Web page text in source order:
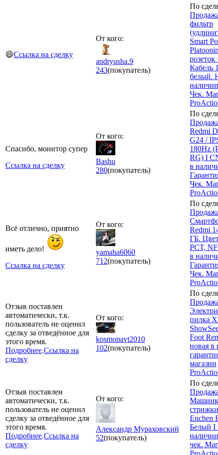
😄Ссылка на сделку
От кого:
andryusha.9
243(покупатель)
По
фильтр
Smart
Кабель
белый.
Чек.
Спасибо, монитор супер
Ссылка на сделку
От кого:
Bashu
280(покупатель)
По
Redmi
G24 /
180Hz
RG) I
в
Чек.
Всё отлично, приятно
иметь дело!
Ссылка на сделку
От кого:
yamaha6060
712(покупатель)
По
Redmi
ГБ.
РСТ,
в
Чек.
Отзыв поставлен
автоматически, т.к.
пользователь не оценил
сделку за отведённое для
этого время.
Подробнее.Ссылка на
сделку
От кого:
kosmonavt2010
102(покупатель)
По
пилка
Foot
новая в
магазин
Отзыв поставлен
автоматически, т.к.
пользователь не оценил
сделку за отведённое для
этого время.
Подробнее.Ссылка на
сделку
От кого:
Александр Мураховский
52(покупатель)
По
Enchen
Белый I
чек.